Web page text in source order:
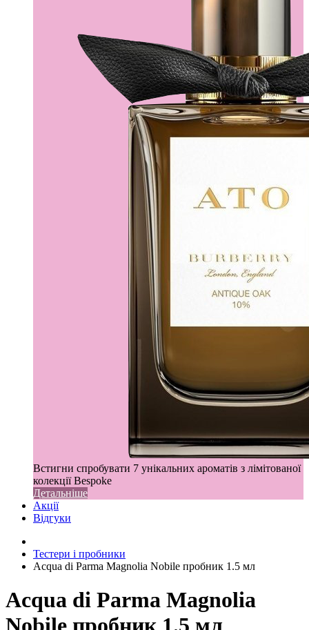
Встигни спробувати 7 унікальних ароматів з лімітованої
колекції Bespoke
Детальніше
Акції
Відгуки
Тестери і пробники
Acqua di Parma Magnolia Nobile пробник 1.5 мл
Acqua di Parma Magnolia